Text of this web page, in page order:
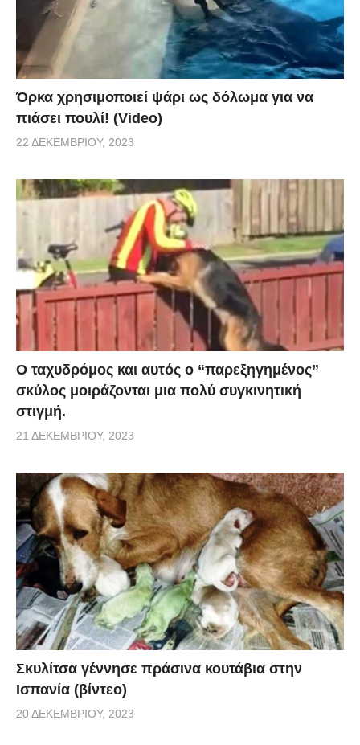
Όρκα χρησιμοποιεί ψάρι ως δόλωμα για να
πιάσει πουλί! (Video)
22 ΔΕΚΕΜΒΡΊΟΥ, 2023
Ο ταχυδρόμος και αυτός ο “παρεξηγημένος”
σκύλος μοιράζονται μια πολύ συγκινητική
στιγμή.
21 ΔΕΚΕΜΒΡΊΟΥ, 2023
Σκυλίτσα γέννησε πράσινα κουτάβια στην
Ισπανία (βίντεο)
20 ΔΕΚΕΜΒΡΊΟΥ, 2023